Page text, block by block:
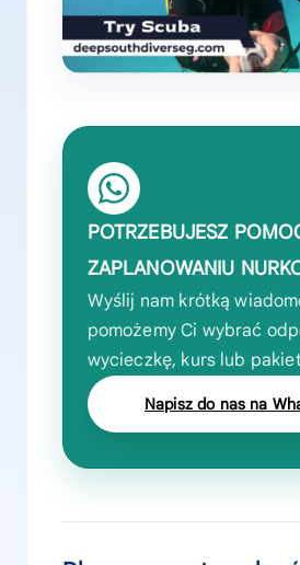
POTRZEBUJESZ
ZAPLANOWANIU
Wyślij nam krótką
pomożemy Ci wybrać
wycieczkę, kurs lub
Napisz do nas na